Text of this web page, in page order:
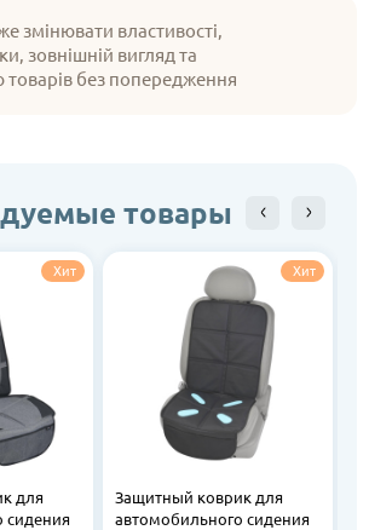
змінювати властивості,
зовнішній вигляд та
товарів без попередження
товары
Хит
для
сидения
Хит
Защитный коврик для
автомобильного сидения